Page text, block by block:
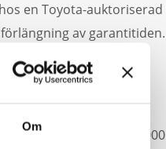
Om
en Toyota-auktoriserad
av garantitiden.
på EV-batteriet,
kapacitet skulle
från 8 år eller 160 000